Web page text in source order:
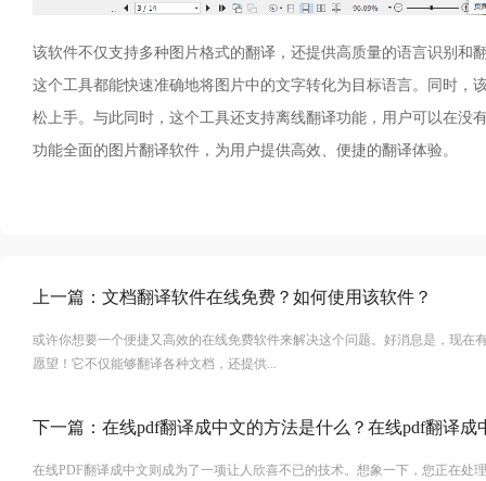
该软件不仅支持多种图片格式的翻译，还提供高质量的语言识别
这个工具都能快速准确地将图片中的文字转化为目标语言。同时
松上手。与此同时，这个工具还支持离线翻译功能，用户可以在
功能全面的图片翻译软件，为用户提供高效、便捷的翻译体验。
上一篇： 文档翻译软件在线免费？如何使用该软件？
或许你想要一个便捷又高效的在线免费软件来解决这个问题。好消息是，现在
愿望！它不仅能够翻译各种文档，还提供...
下一篇： 在线pdf翻译成中文的方法是什么？在线pdf翻译成
在线PDF翻译成中文则成为了一项让人欣喜不已的技术。想象一下，您正在处